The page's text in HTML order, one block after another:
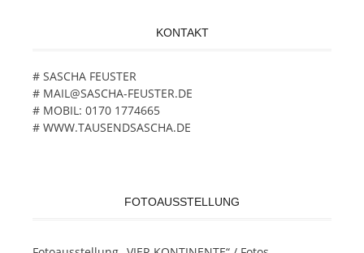
KONTAKT
# SASCHA FEUSTER
# MAIL@SASCHA-FEUSTER.DE
# MOBIL: 0170 1774665
# WWW.TAUSENDSASCHA.DE
FOTOAUSSTELLUNG